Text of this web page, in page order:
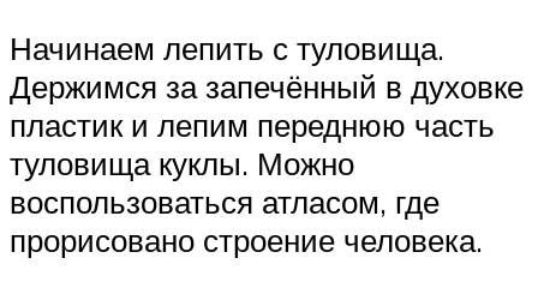
Начинаем лепить с туловища.
Держимся за запечённый в духовке
пластик и лепим переднюю часть
туловища куклы. Можно
воспользоваться атласом, где
прорисовано строение человека.